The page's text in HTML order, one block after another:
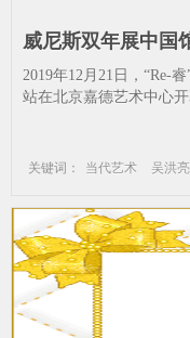
威尼斯双年展中国
种观展体验_吴洪
尼斯双年展中国展
2019年12月21日，“Re-
站在北京嘉德艺术中心
关键词： 当代艺术
吴洪亮
第58届威尼斯双年展中国馆
艺术
作品 威尼斯